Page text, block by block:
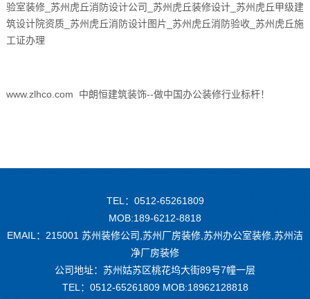
验室装修_苏州虎丘消防设计公司_苏州虎丘装修设计_苏州虎丘甲级建
筑设计院资质_苏州虎丘消防设计图片_苏州虎丘消防验收_苏州虎丘施
工证办理
www.zlhco.com 中朗恒建筑装饰--做中国办公装修行业标杆！
TEL：0512-65261809
MOB:189-6212-8818
EMAIL：215001 苏州装修公司,苏州厂房装修,苏州办公室装修,苏州洁
净厂房装修
公司地址：苏州姑苏区桃花坞大街89号7幢一层
TEL：0512-65261809 MOB:18962128818